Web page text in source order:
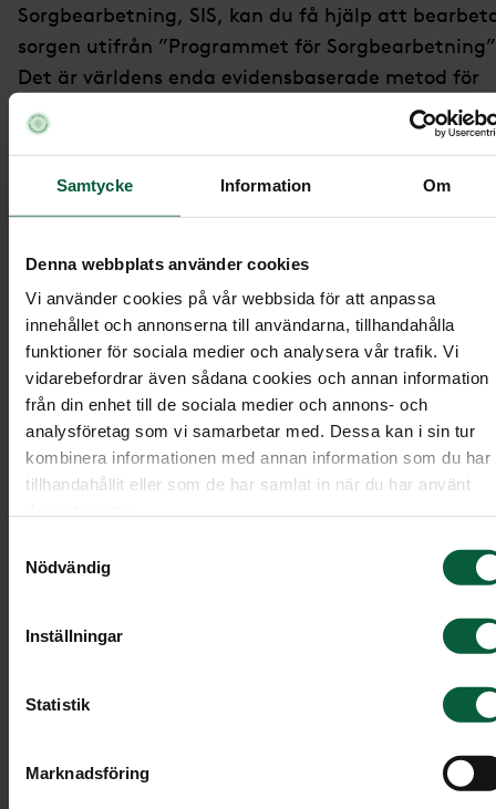
Samtycke Information Om
Denna webbplats använder cookies
Vi använder cookies på vår webbsida för att anpassa
innehållet och annonserna till användarna, tillhandahålla
funktioner för sociala medier och analysera vår trafik. Vi
vidarebefordrar även sådana cookies och annan information
från din enhet till de sociala medier och annons- och
analysföretag som vi samarbetar med. Dessa kan i sin tur
kombinera informationen med annan information som du har
tillhandahållit eller som de har samlat in när du har använt
Nödvändig
Inställningar
Statistik
Marknadsföring
Sorgbearbetning, SIS, kan du få hjälp att
sorgen utifrån ”Programmet för
Det är världens enda evidensbaserade metod för
bearbetning av sorg. Den bygger på mer än 40 års
beprövade erfarenheter kring vad som hjälper
Sorgbearbetningen går att genomföra i grupp
tillsammans med andra eller digitalt med en
förmånliga priser på kurserna. För att ta del av
erbjudandet anger dunamnet på vår
begravningsbyråi samband med bokningen.
Egen bearbetning - Workshop, 3 heldagar i
Stockholm, Göteborg eller Malmö
Pris: 7 800 kr (ordinarie pris 8 900 kr)
Pris: 10 900 kr (ordinarie pris 12 900 kr)